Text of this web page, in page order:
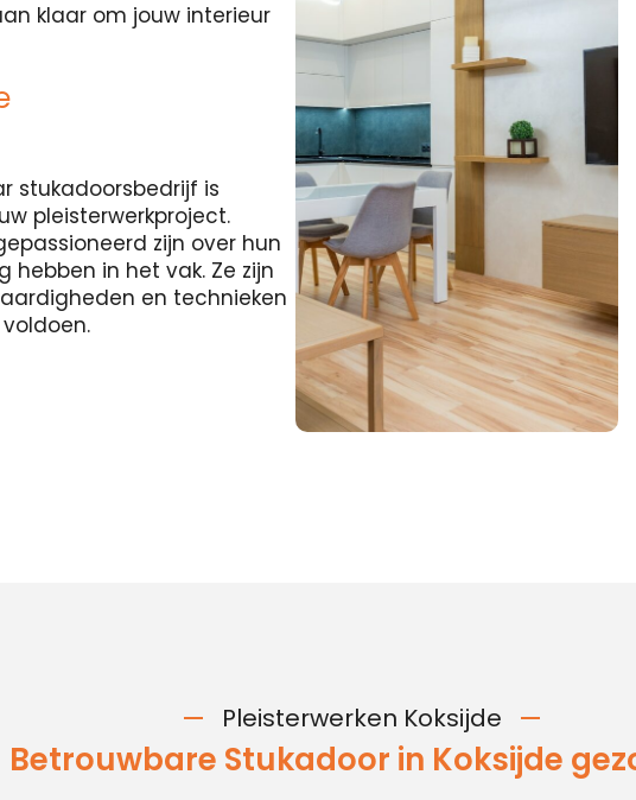
klaar om jouw interieur
stukadoorsbedrijf is
pleisterwerkproject.
zijn over hun
in het vak. Ze zijn
en technieken
Pleisterwerken Koksijde
Betrouwbare Stukadoor in Koksijde